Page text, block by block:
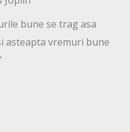
bune se trag asa
asteapta vremuri bune